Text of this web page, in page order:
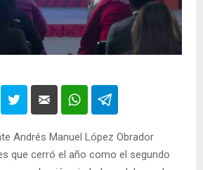
Andrés Manuel López Obrador
que cerró el año como el segundo